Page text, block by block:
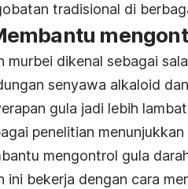
tradisional di
murbei dikenal sebagai
senyawa alkaloid
gula jadi lebih
penelitian
mengontrol gula
ini bekerja dengan cara